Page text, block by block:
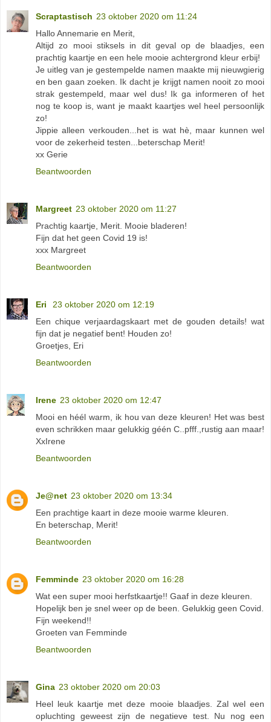
Scraptastisch 23 oktober 2020 om 11:24
Hallo Annemarie en Merit,
Altijd zo mooi stiksels in dit geval op de blaadjes, een
prachtig kaartje en een hele mooie achtergrond kleur erbij!
Je uitleg van je gestempelde namen maakte mij nieuwgierig
en ben gaan zoeken. Ik dacht je krijgt namen nooit zo mooi
strak gestempeld, maar wel dus! Ik ga informeren of het
nog te koop is, want je maakt kaartjes wel heel persoonlijk
zo!
Jippie alleen verkouden...het is wat hè, maar kunnen wel
voor de zekerheid testen...beterschap Merit!
xx Gerie
Beantwoorden
Margreet 23 oktober 2020 om 11:27
Prachtig kaartje, Merit. Mooie bladeren!
Fijn dat het geen Covid 19 is!
xxx Margreet
Beantwoorden
Eri
23 oktober 2020 om 12:19
Een chique verjaardagskaart met de gouden details! wat
fijn dat je negatief bent! Houden zo!
Groetjes, Eri
Beantwoorden
Irene 23 oktober 2020 om 12:47
Mooi en héél warm, ik hou van deze kleuren! Het was best
even schrikken maar gelukkig géén C..pfff.,rustig aan maar!
XxIrene
Beantwoorden
Je@net 23 oktober 2020 om 13:34
Een prachtige kaart in deze mooie warme kleuren.
En beterschap, Merit!
Beantwoorden
Femminde 23 oktober 2020 om 16:28
Wat een super mooi herfstkaartje!! Gaaf in deze kleuren.
Hopelijk ben je snel weer op de been. Gelukkig geen Covid.
Fijn weekend!!
Groeten van Femminde
Beantwoorden
Gina 23 oktober 2020 om 20:03
Heel leuk kaartje met deze mooie blaadjes. Zal wel een
opluchting geweest zijn de negatieve test. Nu nog een